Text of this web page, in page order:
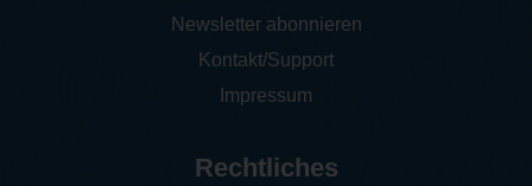
Newsletter abonnieren
Kontakt/Support
Impressum
Rechtliches